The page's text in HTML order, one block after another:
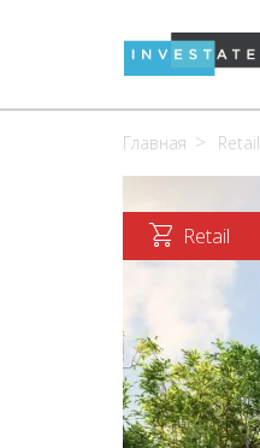
Главная Retail
Retail